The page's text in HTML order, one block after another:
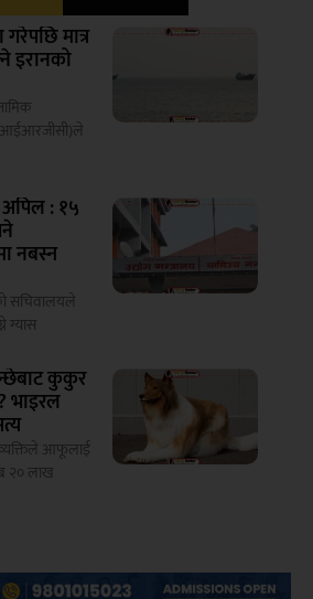
मात्र
इरानको
(आईआरजीसी)ले
अपिल : १५
नबस्न
सचिवालयले
ग्यास
कुकुर
भाइरल
आफूलाई
२० लाख